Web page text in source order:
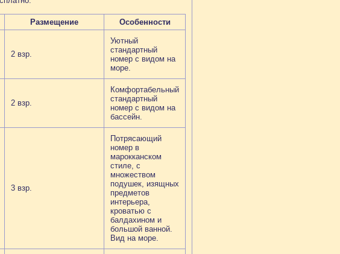
Размещение Особенности
2 взр.
Уютный
стандартный
номер с видом на
море.
2 взр.
Комфортабельный
стандартный
номер с видом на
бассейн.
3 взр.
Потрясающий
номер в
марокканском
стиле, с
множеством
подушек, изящных
предметов
интерьера,
кроватью с
балдахином и
большой ванной.
Вид на море.